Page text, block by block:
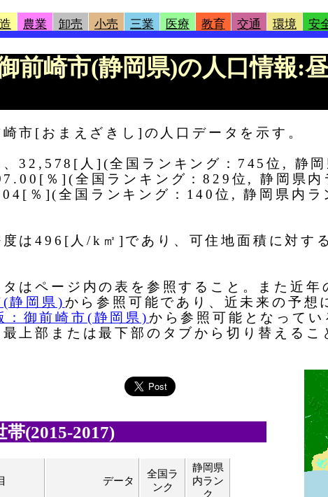
農業 卸売 小売 三業 医療 教育 交通 環境 安
前崎市(静岡県)の人口情報:
市[おまえざきし]の人口データを示す。
、32,578[人](全国ランキング：745位, 静
％](全国ランキング：829位, 静岡県内
％](全国ランキング：140位, 静岡県内ラ
度は496[人/k㎡]であり、可住地面積に対す
はページ内の表を参照すること。また近年
静岡県) から参照可能であり、近未来の予想
御前崎市(静岡県) から参照可能となって
上部または最下部のタブから切り替えるこ
帯(2015-2017)
データ
全国ラ
ンク
静岡県
内ラン
ク